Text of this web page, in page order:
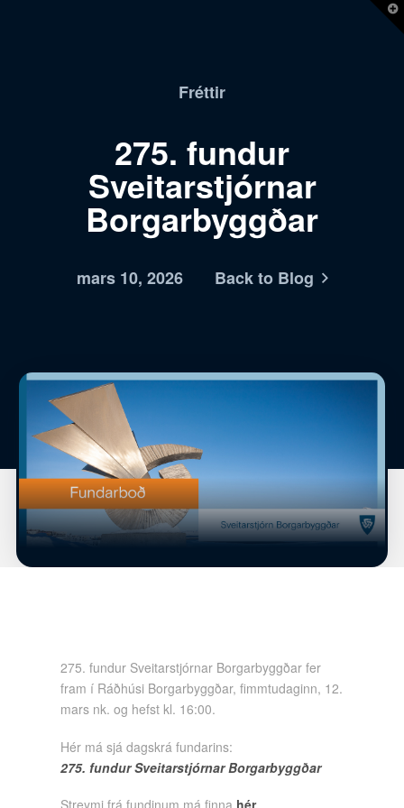
Fréttir
275. fundur
Sveitarstjórnar
Borgarbyggðar
mars 10, 2026 Back to Blog
275. fundur Sveitarstjórnar Borgarbyggðar fer
fram í Ráðhúsi Borgarbyggðar, fimmtudaginn, 12.
mars nk. og hefst kl. 16:00.
Hér má sjá dagskrá fundarins:
275. fundur Sveitarstjórnar Borgarbyggðar